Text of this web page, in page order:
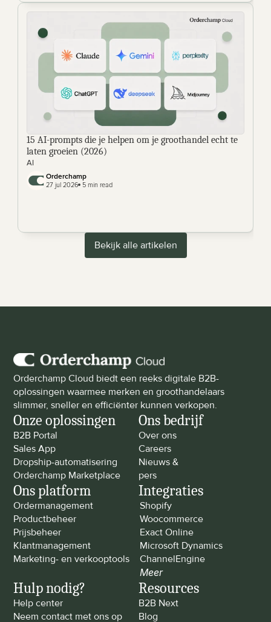
15 AI-prompts die je helpen om je groothandel echt te
laten groeien (2026)
AI
Orderchamp
27 jul 2026 5 min read
Bekijk alle artikelen
Orderchamp Cloud biedt een reeks digitale B2B-
oplossingen waarmee merken en groothandelaars
slimmer, sneller en efficiënter kunnen verkopen.
Onze oplossingen
B2B Portal
Sales App
Dropship-automatisering
Orderchamp Marketplace
Ons bedrijf
Over ons
Careers
Nieuws &
pers
Ons platform
Ordermanagement
Productbeheer
Prijsbeheer
Klantmanagement
Marketing- en verkooptools
Integraties
Shopify
Woocommerce
Exact Online
Microsoft Dynamics
ChannelEngine
Meer
Hulp nodig?
Help center
Neem contact met ons op
Resources
B2B Next
Blog